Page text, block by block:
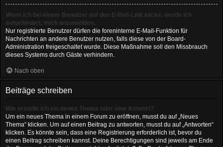
Wenn ich bei einem Benutzer auf den E-Mail-Link klicke, werde ich
aufgefordert, mich anzumelden.
Nur registrierte Benutzer dürfen die foreninterne E-Mail-Funktion für
Nachrichten an andere Benutzer nutzen, falls diese von der Board-
Administration freigeschaltet wurde. Diese Maßnahme soll den Missbrauch
dieses Systems durch Gäste verhindern.
Nach oben
Beiträge schreiben
Wie erstelle ich ein neues Thema oder eine Antwort?
Um ein neues Thema in einem Forum zu eröffnen, musst du auf „Neues
Thema“ klicken. Um auf einen Beitrag zu antworten, musst du auf „Antworten“
klicken. Es könnte sein, dass eine Registrierung erforderlich ist, bevor du
einen Beitrag schreiben kannst. Deine Berechtigungen sind jeweils am Ende